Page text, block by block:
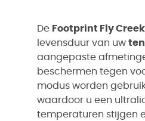
De Footprint Fly Creek
levensduur van uw
aangepaste
beschermen tegen
modus worden
waardoor u een
temperaturen stijgen